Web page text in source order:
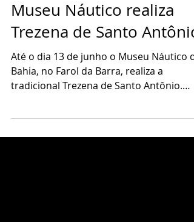
3 de jun. de 2019
Museu Náutico realiza
Trezena de Santo Antônio
Até o dia 13 de junho o Museu Náutico da
Bahia, no Farol da Barra, realiza a
Para quem não sabe, o...